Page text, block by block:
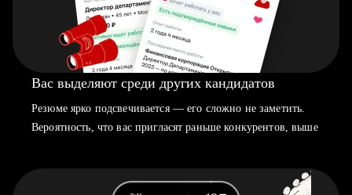
Вас выделяют среди других кандидатов
Резюме ярко подсвечивается — его сложно не заметить.
Вероятность, что вас пригласят раньше конкурентов, выше